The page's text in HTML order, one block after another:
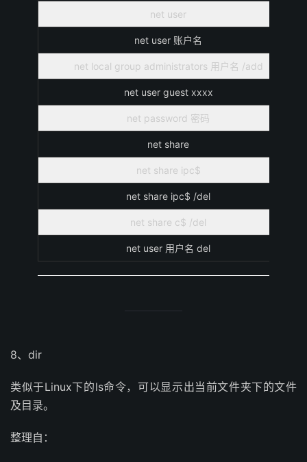
net user
net user 账户名
net local group administrators 用户名 /add
net user guest xxxx
net password 密码
net share
net share ipc$
net share ipc$ /del
net share c$ /del
net user 用户名 del
8、dir
类似于Linux下的ls命令，可以显示出当前文件夹下的文件
及目录。
整理自：